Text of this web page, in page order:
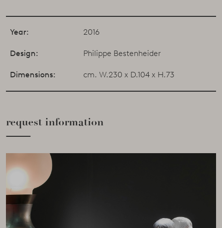
Year: 2016
Design: Philippe Bestenheider
Dimensions: cm. W.230 x D.104 x H.73
request information